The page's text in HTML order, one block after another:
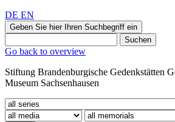
DE EN
Geben Sie hier Ihren Suchbegriff ein
Suchen
Go back to overview
Stiftung Brandenburgische Gedenkstätten
Museum Sachsenhausen